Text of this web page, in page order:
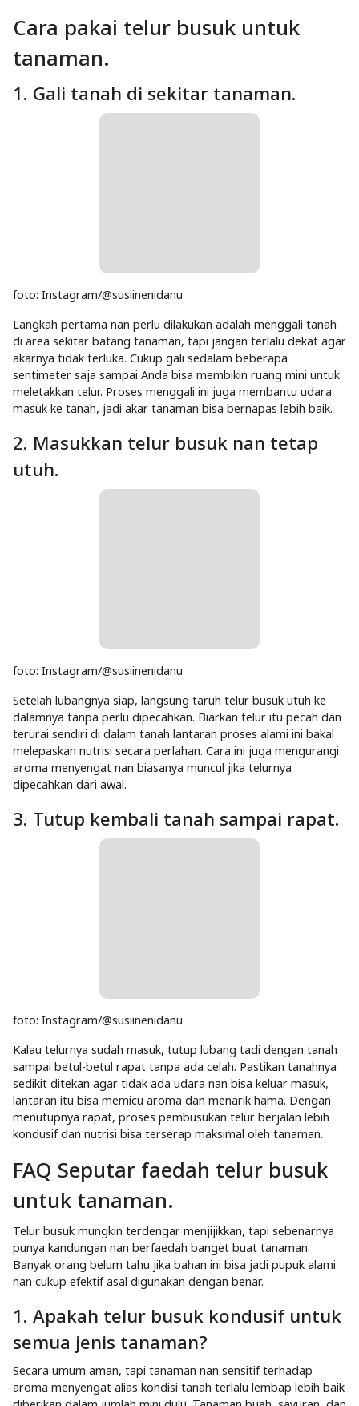
Cara pakai telur busuk untuk
tanaman.
1. Gali tanah di sekitar tanaman.
foto: Instagram/@susiinenidanu
Langkah pertama nan perlu dilakukan adalah menggali tanah
di area sekitar batang tanaman, tapi jangan terlalu dekat agar
sentimeter saja sampai Anda bisa membikin ruang mini untuk
melepaskan nutrisi secara perlahan. Cara ini juga mengurangi
aroma menyengat nan biasanya muncul jika telurnya
3. Tutup kembali tanah sampai rapat.
foto: Instagram/@susiinenidanu